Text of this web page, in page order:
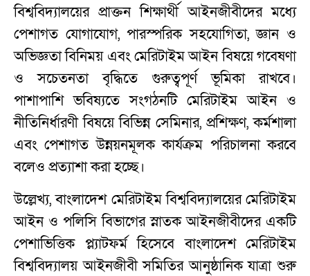
বিশ্ববিদ্যালয়ের প্রাক্তন শিক্ষার্থী আইনজীবীদের মধ্যে
পেশাগত যোগাযোগ, পারস্পরিক সহযোগিতা, জ্ঞান ও
অভিজ্ঞতা বিনিময় এবং মেরিটাইম আইন বিষয়ে গবেষণা
ও সচেতনতা বৃদ্ধিতে গুরুত্বপূর্ণ ভূমিকা রাখবে।
পাশাপাশি ভবিষ্যতে সংগঠনটি মেরিটাইম আইন ও
নীতিনির্ধারণী বিষয়ে বিভিন্ন সেমিনার, প্রশিক্ষণ, কর্মশালা
এবং পেশাগত উন্নয়নমূলক কার্যক্রম পরিচালনা করবে
বলেও প্রত্যাশা করা হচ্ছে।
উল্লেখ্য, বাংলাদেশ মেরিটাইম বিশ্ববিদ্যালয়ের মেরিটাইম
আইন ও পলিসি বিভাগের স্নাতক আইনজীবীদের একটি
পেশাভিত্তিক প্ল্যাটফর্ম হিসেবে বাংলাদেশ মেরিটাইম
বিশ্ববিদ্যালয় আইনজীবী সমিতির আনুষ্ঠানিক যাত্রা শুরু